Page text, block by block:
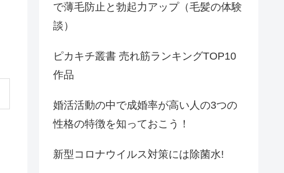
で薄毛防止と勃起力アップ（毛髪の体験
談）
ピカキチ叢書 売れ筋ランキングTOP10
作品
婚活活動の中で成婚率が高い人の3つの
性格の特徴を知っておこう！
新型コロナウイルス対策には除菌水!